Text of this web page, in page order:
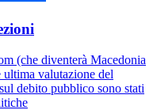
(che diventerà Macedonia
valutazione del
debito pubblico sono stati